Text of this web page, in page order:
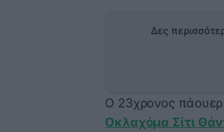
Δες
O 23χρονος
Οκλαχόμα Σίτι